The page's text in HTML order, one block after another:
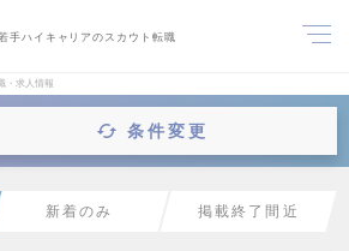
手ハイキャリアのスカウト転職
・求人情報
条件変更
新着のみ 掲載終了間近